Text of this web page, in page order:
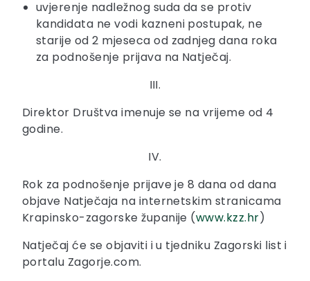
uvjerenje nadležnog suda da se protiv
kandidata ne vodi kazneni postupak, ne
starije od 2 mjeseca od zadnjeg dana roka
za podnošenje prijava na Natječaj.
III.
Direktor Društva imenuje se na vrijeme od 4
godine.
IV.
Rok za podnošenje prijave je 8 dana od dana
objave Natječaja na internetskim stranicama
Krapinsko-zagorske županije (www.kzz.hr)
Natječaj će se objaviti i u tjedniku Zagorski list i
portalu Zagorje.com.